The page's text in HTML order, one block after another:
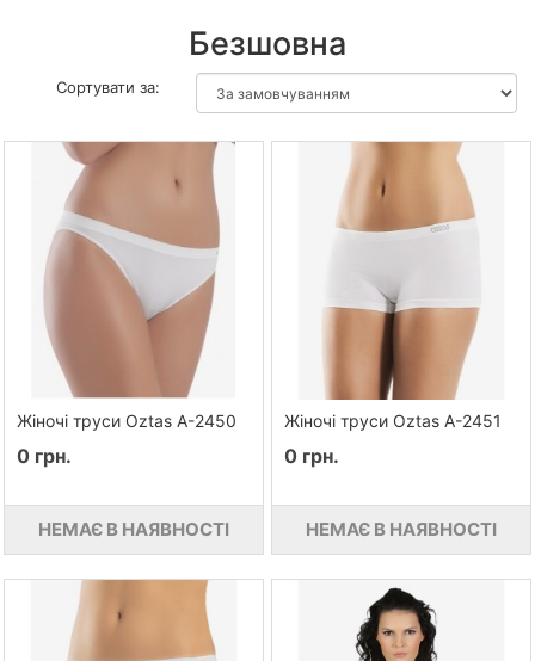
Безшовна
Сортувати за:
Жіночі труси Oztas A-2450
0 грн.
НЕМАЄ В НАЯВНОСТІ
Жіночі труси Oztas A-2451
0 грн.
НЕМАЄ В НАЯВНОСТІ